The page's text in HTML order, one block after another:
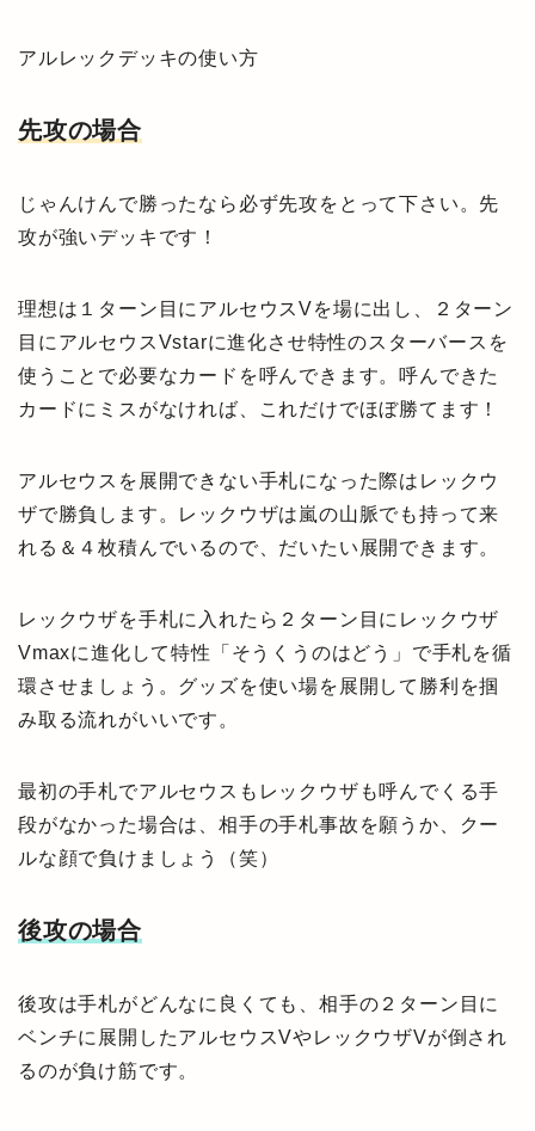
アルレックデッキの使い方
先攻の場合
じゃんけんで勝ったなら必ず先攻をとって下さい。先
攻が強いデッキです！
理想は１ターン目にアルセウスVを場に出し、２ターン
目にアルセウスVstarに進化させ特性のスターバースを
使うことで必要なカードを呼んできます。呼んできた
カードにミスがなければ、これだけでほぼ勝てます！
アルセウスを展開できない手札になった際はレックウ
ザで勝負します。レックウザは嵐の山脈でも持って来
れる＆４枚積んでいるので、だいたい展開できます。
レックウザを手札に入れたら２ターン目にレックウザ
Vmaxに進化して特性「そうくうのはどう」で手札を循
環させましょう。グッズを使い場を展開して勝利を掴
み取る流れがいいです。
最初の手札でアルセウスもレックウザも呼んでくる手
段がなかった場合は、相手の手札事故を願うか、クー
ルな顔で負けましょう（笑）
後攻の場合
後攻は手札がどんなに良くても、相手の２ターン目に
ベンチに展開したアルセウスVやレックウザVが倒され
るのが負け筋です。